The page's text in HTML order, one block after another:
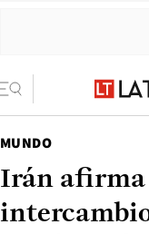
MUNDO
Irán afirma